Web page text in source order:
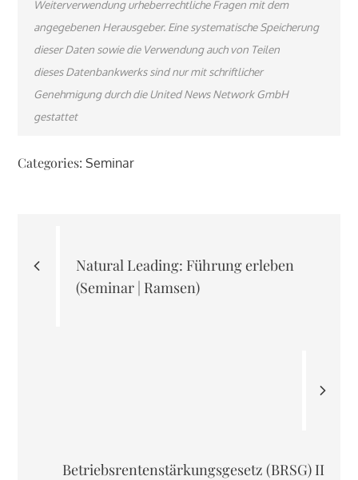
Weiterverwendung urheberrechtliche Fragen mit dem
angegebenen Herausgeber. Eine systematische Speicherung
dieser Daten sowie die Verwendung auch von Teilen
dieses Datenbankwerks sind nur mit schriftlicher
Genehmigung durch die United News Network GmbH
gestattet
Categories:Seminar
Natural Leading: Führung erleben
(Seminar | Ramsen)
Betriebsrentenstärkungsgesetz (BRSG) II